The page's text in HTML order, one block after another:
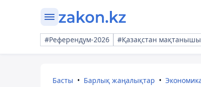
#Референдум-2026 #Қазақстан мақтанышы
Басты Барлық жаңалықтар